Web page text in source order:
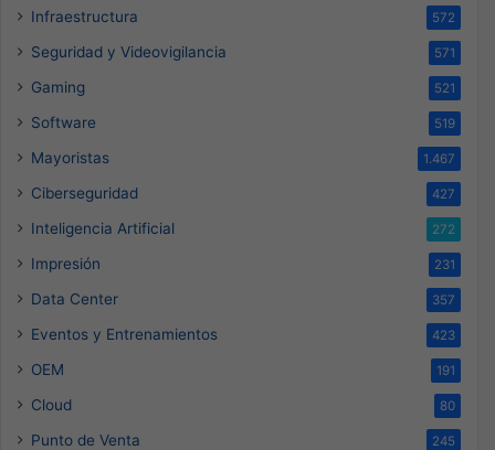
Infraestructura 572
Seguridad y Videovigilancia 571
Gaming 521
Software 519
Mayoristas 1.467
Ciberseguridad 427
Inteligencia Artificial 272
Impresión 231
Data Center 357
Eventos y Entrenamientos 423
OEM 191
Cloud 80
Punto de Venta 245